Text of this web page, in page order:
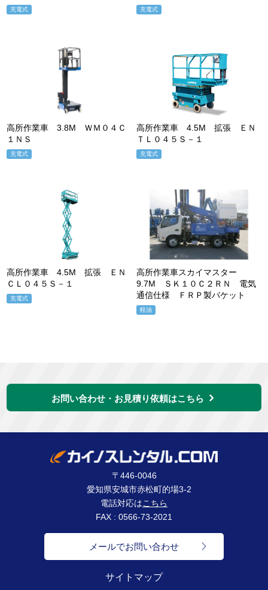
充電式 充電式
高所作業車 3.8M ＷＭ０４Ｃ
１ＮＳ
充電式
高所作業車 4.5M 拡張 ＥＮ
ＴＬ０４５Ｓ－１
充電式
高所作業車 4.5M 拡張 ＥＮ
ＣＬ０４５Ｓ－１
充電式
高所作業車スカイマスター
9.7M ＳＫ１０Ｃ２ＲＮ 電気
通信仕様 ＦＲＰ製バケット
軽油
お問い合わせ・お見積り依頼はこちら
〒446-0046
愛知県安城市赤松町的場3-2
電話対応はこちら
FAX : 0566-73-2021
メールでお問い合わせ
サイトマップ